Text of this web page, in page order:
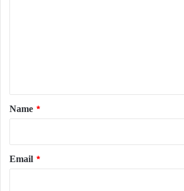
*
Name *
Email *